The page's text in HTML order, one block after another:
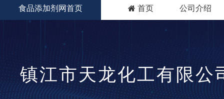
食品添加剂网首页  首页 公司介绍
镇江市天龙化工有限公